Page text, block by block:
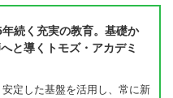
続く充実の教育。基礎か
と導くトモズ・アカデミ
定した基盤を活用し、常に新